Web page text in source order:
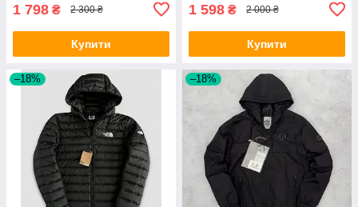
1 798 ₴ 2 300 ₴
Купити
1 598 ₴ 2 000 ₴
Купити
–18% –18%